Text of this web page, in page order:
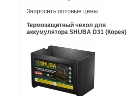
Запросить оптовые цены
Термозащитный чехол для
аккумулятора SHUBA D31 (Корея)